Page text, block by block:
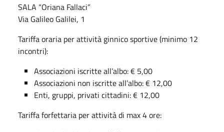
SALA “Oriana Fallaci”
Via Galileo Galilei, 1
Tariffa oraria per attività ginnico sportive (minimo 12
incontri):
Associazioni iscritte all’albo: € 5,00
Associazioni non iscritte all’albo: € 12,00
Enti, gruppi, privati cittadini: € 12,00
Tariffa forfettaria per attività di max 4 ore: